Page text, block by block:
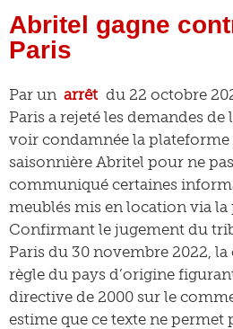
Abritel gagne
Paris
Par un arrêt du 22 octobre
Paris a rejeté les demandes de
voir condamnée la
saisonnière Abritel pour ne
communiqué certaines
meublés mis en location via la
Confirmant le jugement du
Paris du 30 novembre 2022,
règle du pays d’origine
directive de 2000 sur le
estime que ce texte ne permet